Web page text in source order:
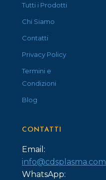
Tutti i Prodotti
Chi Siamo
Contatti
Privacy Policy
Termini e
Condizioni
Blog
CONTATTI
Email:
info@cdsplasma.com
WhatsApp: